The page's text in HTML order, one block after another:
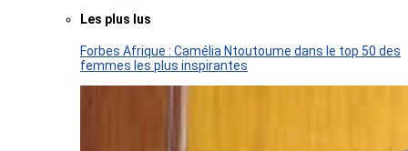
Les plus lus
Forbes Afrique : Camélia Ntoutoume dans le top 50 des
femmes les plus inspirantes